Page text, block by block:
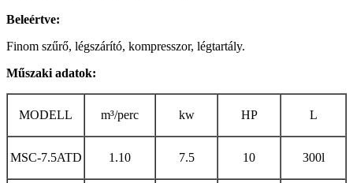
Beleértve:
Finom szűrő, légszárító, kompresszor, légtartály.
Műszaki adatok:
MODELL m³/perc kw HP L
MSC-7.5ATD 1.10 7.5 10 300l